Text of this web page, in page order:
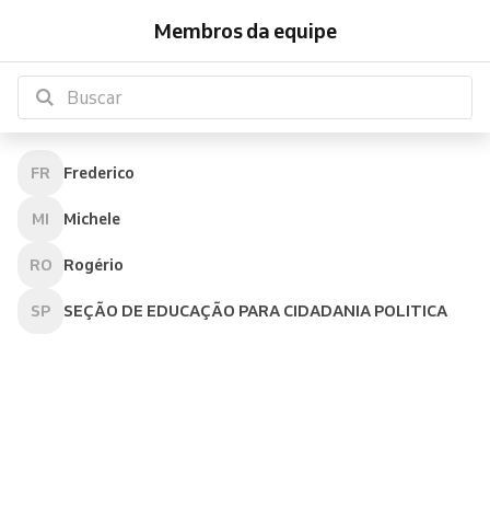
Membros da equipe
FR Frederico
MI Michele
RO Rogério
SP SEÇÃO DE EDUCAÇÃO PARA CIDADANIA POLITICA